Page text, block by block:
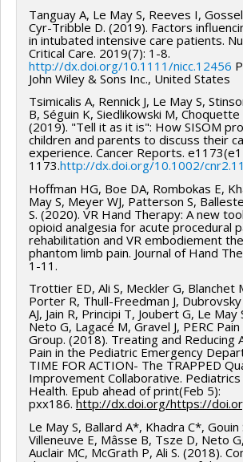
Tanguay A, Le May S, Reeves I,
Cyr-Tribble D. (2019). Factors
in intubated intensive care patients.
Critical Care. 2019(7): 1-8.
http://dx.doi.org/10.1111/nicc.12456
John Wiley & Sons Inc., United States
Tsimicalis A, Rennick J, Le May S,
B, Séguin K, Siedlikowski M, Choquette
(2019). "Tell it as it is": How SISOM
children and parents to discuss their
experience. Cancer Reports.
1173.http://dx.doi.org/10.1002/
Hoffman HG, Boe DA, Rombokas E,
May S, Meyer WJ, Patterson S,
S. (2020). VR Hand Therapy: A new
opioid analgesia for acute procedural
rehabilitation and VR embodiement
phantom limb pain. Journal of Hand
1-11.
Trottier ED, Ali S, Meckler G, Blanchet
Porter R, Thull-Freedman J, Dubrovsky
AJ, Jain R, Principi T, Joubert G, Le May
Neto G, Lagacé M, Gravel J, PERC
Group. (2018). Treating and Reducing
Pain in the Pediatric Emergency
TIME FOR ACTION- The TRAPPED
Improvement Collaborative. Pediatrics
Health. Epub ahead of print(Feb 5):
pxx186. http://dx.doi.org/https://
Le May S, Ballard A*, Khadra C*, Gouin
Villeneuve E, Mâsse B, Tsze D, Neto
Auclair MC, McGrath P, Ali S. (2018).